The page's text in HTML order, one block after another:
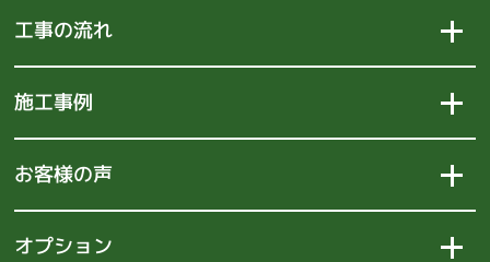
工事の流れ
施工事例
お客様の声
オプション